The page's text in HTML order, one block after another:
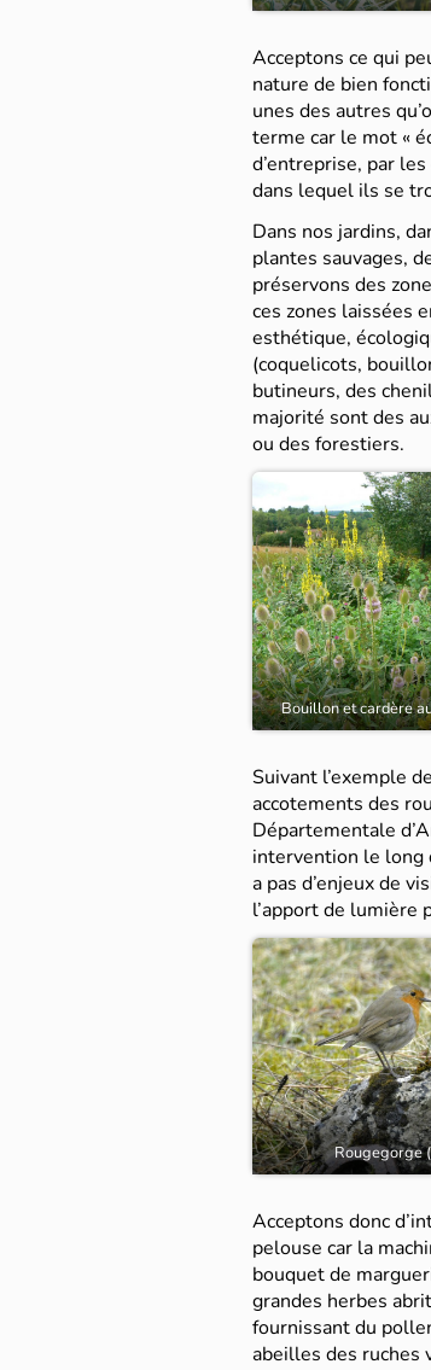
Acceptons ce qui
nature de bien
unes des autres
terme car le mot «
d’entreprise, par
dans lequel ils se
Dans nos jardins,
plantes sauvages,
préservons des
ces zones laissées
esthétique,
(coquelicots,
butineurs, des
majorité sont des
ou des forestiers.
Bouillon et cardère
Suivant l’exemple
accotements des
Départementale
intervention le long
a pas d’enjeux de
l’apport de lumière
Rougegorge
Acceptons donc
pelouse car la
bouquet de
grandes herbes
fournissant du
abeilles des ruches